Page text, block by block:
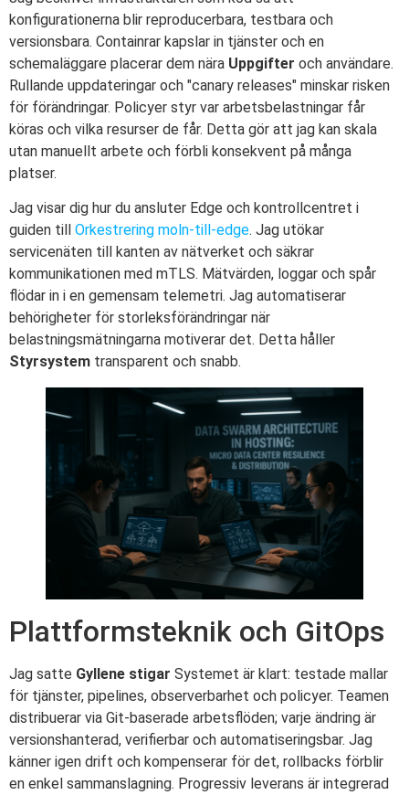
konfigurationerna blir reproducerbara, testbara och
versionsbara. Containrar kapslar in tjänster och en
schemaläggare placerar dem nära Uppgifter och användare.
Rullande uppdateringar och "canary releases" minskar risken
för förändringar. Policyer styr var arbetsbelastningar får
köras och vilka resurser de får. Detta gör att jag kan skala
utan manuellt arbete och förbli konsekvent på många
platser.
Jag visar dig hur du ansluter Edge och kontrollcentret i
guiden till Orkestrering moln-till-edge. Jag utökar
servicenäten till kanten av nätverket och säkrar
kommunikationen med mTLS. Mätvärden, loggar och spår
flödar in i en gemensam telemetri. Jag automatiserar
behörigheter för storleksförändringar när
belastningsmätningarna motiverar det. Detta håller
Styrsystem transparent och snabb.
Plattformsteknik och GitOps
Jag satte Gyllene stigar Systemet är klart: testade mallar
för tjänster, pipelines, observerbarhet och policyer. Teamen
distribuerar via Git-baserade arbetsflöden; varje ändring är
versionshanterad, verifierbar och automatiseringsbar. Jag
känner igen drift och kompenserar för det, rollbacks förblir
en enkel sammanslagning. Progressiv leverans är integrerad